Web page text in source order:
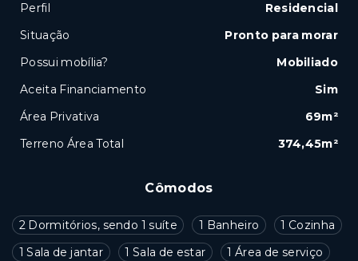
Cômodos
2 Dormitórios, sendo 1 suíte 1 Banheiro
1 Cozinha
1 Sala de jantar
1 Sala de estar 1 Área de serviço
Perfil
Residencial
Situação
Pronto para morar
Possui mobília?
Mobiliado
Aceita Financiamento
Sim
Área Privativa
69m²
Terreno Área Total
374,45m²